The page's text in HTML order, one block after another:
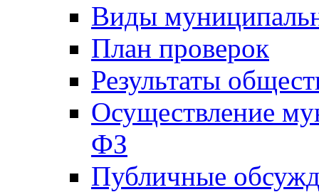
Виды
План проверок
Результаты
Осуществление
ФЗ
Публичные